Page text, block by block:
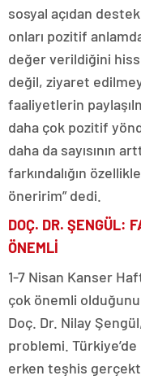
sosyal açıdan
onları pozitif
değer verildiğini
değil, ziyaret
faaliyetlerin
daha çok pozitif
daha da sayısının
farkındalığın
öneririm” dedi.
DOÇ. DR. ŞENGÜL:
ÖNEMLİ
1-7 Nisan Kanser
çok önemli
Doç. Dr. Nilay
problemi.
erken teşhis